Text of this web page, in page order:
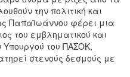
την πολιτική και
Παπαϊωάννου φέρει μια
του εμβληματικού και
Υπουργού του ΠΑΣΟΚ,
στενούς δεσμούς με